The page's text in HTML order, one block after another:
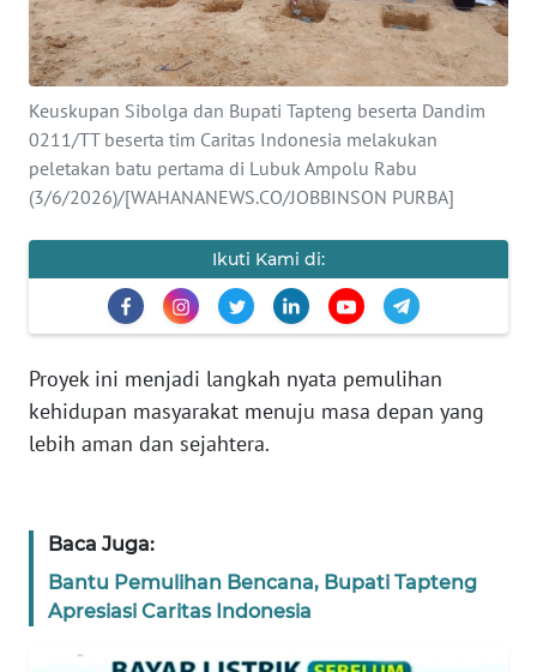
Keuskupan Sibolga dan Bupati Tapteng beserta Dandim
0211/TT beserta tim Caritas Indonesia melakukan
peletakan batu pertama di Lubuk Ampolu Rabu
(3/6/2026)/[WAHANANEWS.CO/JOBBINSON PURBA]
Ikuti Kami di:
Proyek ini menjadi langkah nyata pemulihan
kehidupan masyarakat menuju masa depan yang
lebih aman dan sejahtera.
Baca Juga:
Bantu Pemulihan Bencana, Bupati Tapteng
Apresiasi Caritas Indonesia
KONTAK
KAMI
INFO
IKLAN
PEDOMAN
MEDIA
SIBER
REDAKSI
Wahana